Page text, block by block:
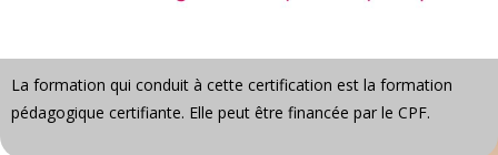
La formation qui conduit à cette certification est la formation
pédagogique certifiante. Elle peut être financée par le CPF.